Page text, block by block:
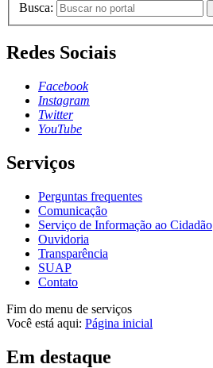
Busca:
Redes Sociais
Facebook
Instagram
Twitter
YouTube
Serviços
Perguntas frequentes
Comunicação
Serviço de Informação ao Cidadão
Ouvidoria
Transparência
SUAP
Contato
Fim do menu de serviços
Você está aqui: Página inicial
Em destaque